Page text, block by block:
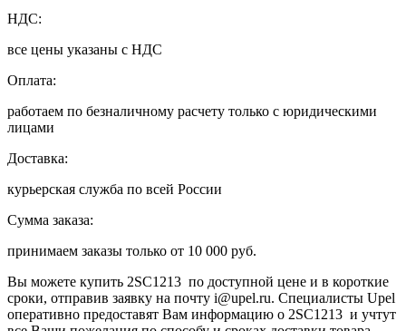
НДС:
все цены указаны с НДС
Оплата:
работаем по безналичному расчету только с юридическими
лицами
Доставка:
курьерская служба по всей России
Сумма заказа:
принимаем заказы только от 10 000 руб.
Вы можете купить 2SC1213 по доступной цене и в короткие
сроки, отправив заявку на почту i@upel.ru. Специалисты Upel
оперативно предоставят Вам информацию о 2SC1213 и учтут